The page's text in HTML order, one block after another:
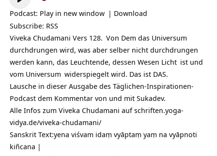
Player
Podcast: Play in new window | Download
Subscribe: RSS
Viveka Chudamani Vers 128. Von Dem das Universum
durchdrungen wird, was aber selber nicht durchdrungen
werden kann, das Leuchtende, dessen Wesen Licht ist und
vom Universum widerspiegelt wird. Das ist DAS.
Lausche in dieser Ausgabe des Täglichen-Inspirationen-
Podcast dem Kommentar von und mit Sukadev.
Alle Infos zum Viveka Chudamani aufschriften.yoga-
vidya.de/viveka-chudamani/
Sanskrit Text:yena viśvam idaṃ vyāptaṃ yaṃ na vyāpnoti
kiñcana |